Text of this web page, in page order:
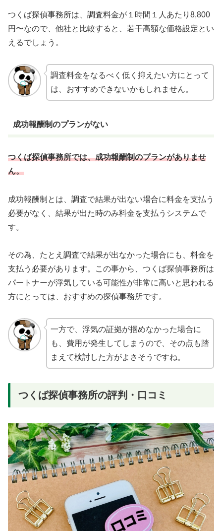
つくば探偵事務所は、調査料金が１時間１人あたり8,800
円〜なので、他社と比較すると、若干高額な価格設定とい
えるでしょう。
調査料金をなるべく低く抑えたい方にとって
は、おすすめできないかもしれません。
成功報酬制のプランがない
つくば探偵事務所では、成功報酬制のプランがありませ
ん。
成功報酬制とは、調査で結果が出ない場合に料金を支払う
必要がなく、結果が出た時のみ料金を支払うシステムで
す。
その為、たとえ調査で結果が出なかった場合にも、料金を
支払う必要があります。この事から、つくば探偵事務所は
パートナーが浮気している可能性が非常に高いと思われる
方にとっては、おすすめの探偵事務所です。
一方で、浮気の証拠が掴めなかった場合に
も、費用が発生してしまうので、その点も踏
まえて検討した方がよさそうですね。
つくば探偵事務所の評判・口コミ